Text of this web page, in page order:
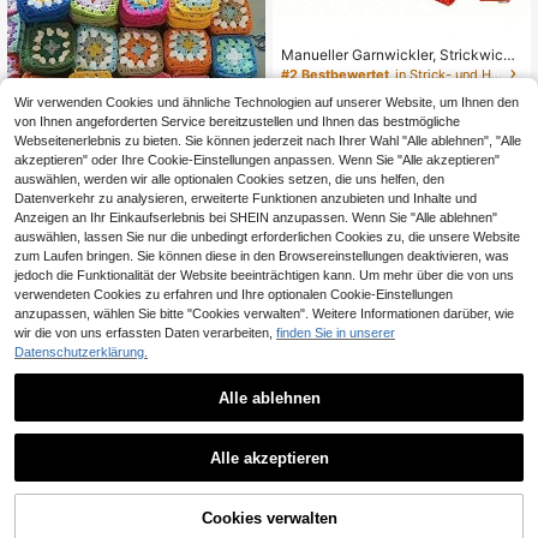
Mehrfarbige Baumwollgarn-Häkelm
otive in verschiedenen Spezifikatio
nen, weiches Garn mit fester Verarb
eitung und langanhaltend Konstrukt
ion, geeignet für Untersetzer, Tasch
en, Decken, Wandbehänge und and
ere handgefertigte Bastelarbeiten, r
eiche Farbpalette für verschiedene
Heimdekoration DIY
18 übrig
4,31€
Manueller Garnwickler, Strickwicke
lgerät, Handgarnwickelmaschine, tr
r
#2 Bestbewertet
in Strick- und Häkelzubehör
38 übrig
#2 Bestbewertet
in Strick- und Häkelzubehör
38 übrig
#2 Bestbewertet
in Strick- und Häkelzubehör
38 übrig
3,20€
[Extra große Bambushakelnadel] Ka
rbonisierte Bambushakelnadel, groß
3,98€
Wir verwenden Cookies und ähnliche Technologien auf unserer Website, um Ihnen den
von Ihnen angeforderten Service bereitzustellen und Ihnen das bestmögliche
Webseitenerlebnis zu bieten. Sie können jederzeit nach Ihrer Wahl "Alle ablehnen", "Alle
akzeptieren" oder Ihre Cookie-Einstellungen anpassen. Wenn Sie "Alle akzeptieren"
auswählen, werden wir alle optionalen Cookies setzen, die uns helfen, den
Datenverkehr zu analysieren, erweiterte Funktionen anzubieten und Inhalte und
Anzeigen an Ihr Einkaufserlebnis bei SHEIN anzupassen. Wenn Sie "Alle ablehnen"
auswählen, lassen Sie nur die unbedingt erforderlichen Cookies zu, die unsere Website
zum Laufen bringen. Sie können diese in den Browsereinstellungen deaktivieren, was
jedoch die Funktionalität der Website beeinträchtigen kann. Um mehr über die von uns
verwendeten Cookies zu erfahren und Ihre optionalen Cookie-Einstellungen
anzupassen, wählen Sie bitte "Cookies verwalten". Weitere Informationen darüber, wie
wir die von uns erfassten Daten verarbeiten, finden Sie in unserer
Datenschutzerklärung.
Alle ablehnen
Alle akzeptieren
Cookies verwalten